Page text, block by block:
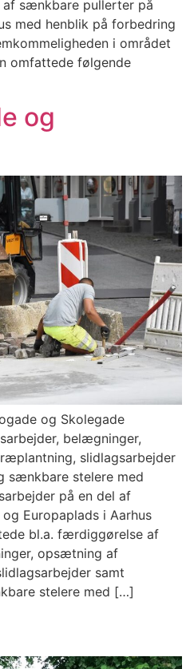
af sænkbare pullerter på
med henblik på forbedring
i området
omfattede følgende
og
og Skolegade
belægninger,
slidlagsarbejder
sænkbare stelere med
på en del af
Europaplads i Aarhus
bl.a. færdiggørelse af
opsætning af
samt
stelere med […]